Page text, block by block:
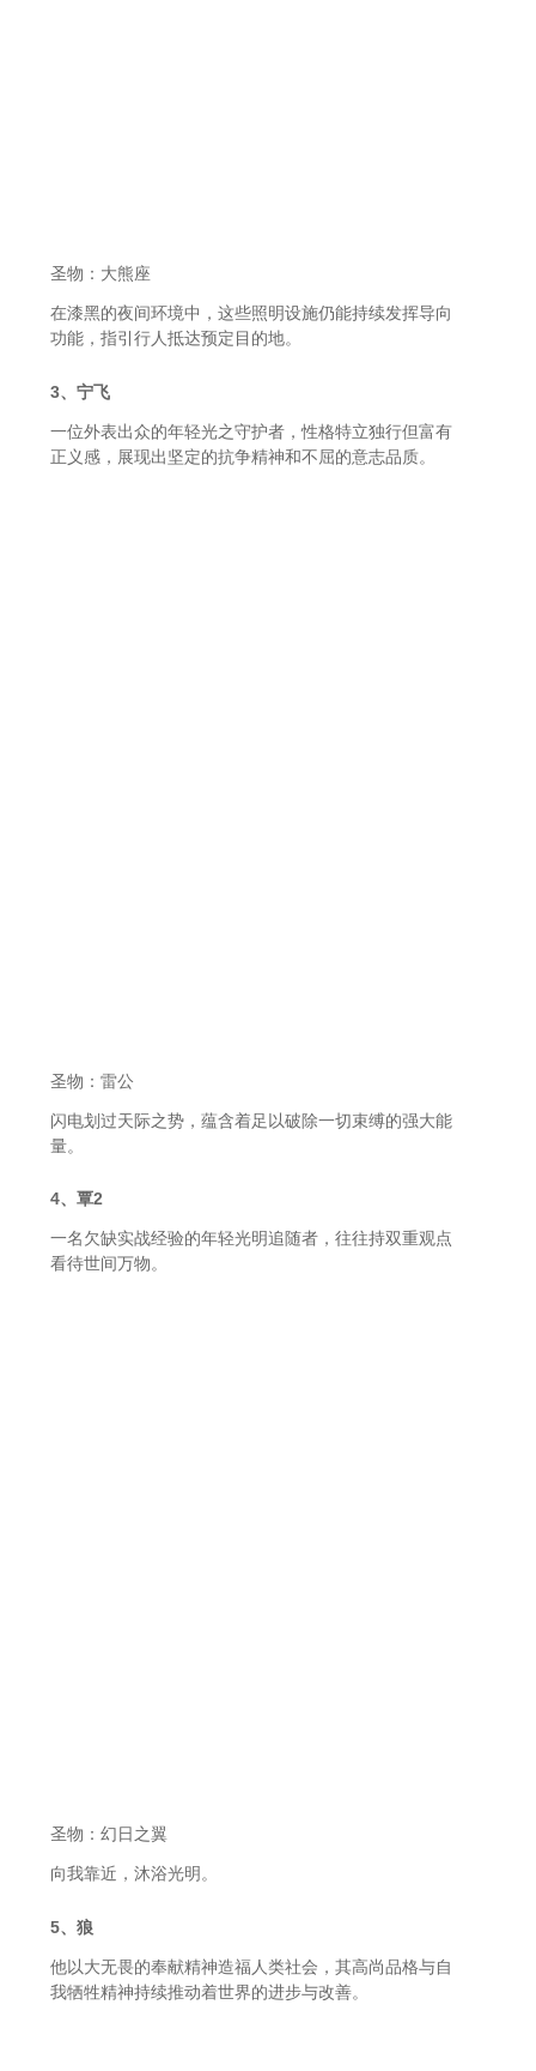
圣物：大熊座
在漆黑的夜间环境中，这些照明设施仍能持续发挥导向
功能，指引行人抵达预定目的地。
3、宁飞
一位外表出众的年轻光之守护者，性格特立独行但富有
正义感，展现出坚定的抗争精神和不屈的意志品质。
圣物：雷公
闪电划过天际之势，蕴含着足以破除一切束缚的强大能
量。
4、覃2
一名欠缺实战经验的年轻光明追随者，往往持双重观点
看待世间万物。
圣物：幻日之翼
向我靠近，沐浴光明。
5、狼
他以大无畏的奉献精神造福人类社会，其高尚品格与自
我牺牲精神持续推动着世界的进步与改善。